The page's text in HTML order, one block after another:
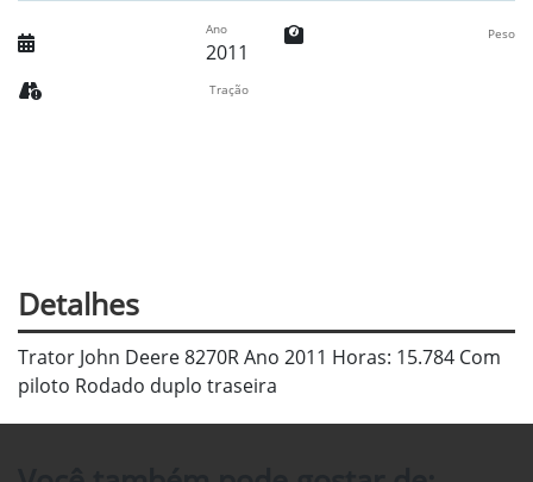
Ano
2011
Peso
Tração
Detalhes
Trator John Deere 8270R Ano 2011 Horas: 15.784 Com
piloto Rodado duplo traseira